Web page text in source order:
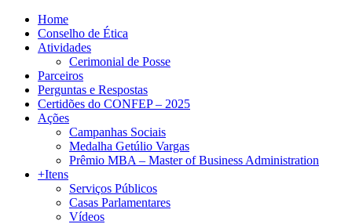
Home
Conselho de Ética
Atividades
Cerimonial de Posse
Parceiros
Perguntas e Respostas
Certidões do CONFEP – 2025
Ações
Campanhas Sociais
Medalha Getúlio Vargas
Prêmio MBA – Master of Business Administration
+Itens
Serviços Públicos
Casas Parlamentares
Vídeos